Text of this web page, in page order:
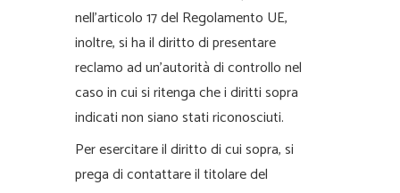
nell’articolo 17 del Regolamento UE,
inoltre, si ha il diritto di presentare
reclamo ad un’autorità di controllo nel
caso in cui si ritenga che i diritti sopra
indicati non siano stati riconosciuti.
Per esercitare il diritto di cui sopra, si
prega di contattare il titolare del